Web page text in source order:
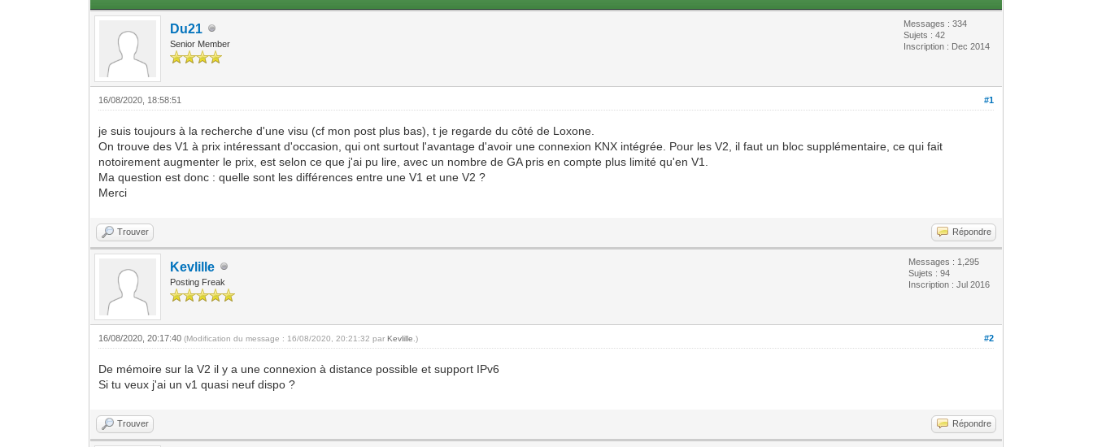
Du21
Senior Member
Messages : 334
Sujets : 42
Inscription : Dec 2014
#1
16/08/2020, 18:58:51
je suis toujours à la recherche d'une visu (cf mon post plus bas), t je regarde du côté de Loxone.
On trouve des V1 à prix intéressant d'occasion, qui ont surtout l'avantage d'avoir une connexion KNX intégrée. Pour les V2, il faut un bloc supplémentaire, ce qui fait
notoirement augmenter le prix, est selon ce que j'ai pu lire, avec un nombre de GA pris en compte plus limité qu'en V1.
Ma question est donc : quelle sont les différences entre une V1 et une V2 ?
Merci
Trouver Répondre
Kevlille
Posting Freak
Messages : 1,295
Sujets : 94
Inscription : Jul 2016
#2
16/08/2020, 20:17:40(Modification du message : 16/08/2020, 20:21:32 parKevlille .)
De mémoire sur la V2 il y a une connexion à distance possible et support IPv6
Si tu veux j'ai un v1 quasi neuf dispo ?
Trouver Répondre